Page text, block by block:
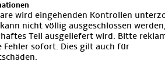
wird eingehenden Kontrollen
nicht völlig ausgeschlossen
Teil ausgeliefert wird. Bitte
Fehler sofort. Dies gilt auch für